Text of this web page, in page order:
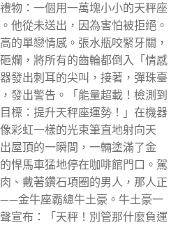
物：一個用一萬塊小小的天秤座
他從未送出，因為害怕被拒絕。
的單戀情感。張水瓶咬緊牙關，
爛，將所有的齒輪都倒入「情感
發出刺耳的尖叫，接著，彈珠臺
發出警告。「能量超載！檢測到
標：提升天秤座運勢！」在機器
彩虹一樣的光束筆直地射向天
屋頂的一瞬間，一輛塗滿了金
悍馬車猛地停在咖啡館門口。駕
、戴著鑽石項圈的男人，那人正
金牛座霸總牛土豪。牛土豪一
宣布：「天秤！別管那什麼負運